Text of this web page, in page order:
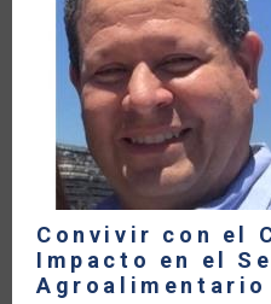
Convivir con el
Impacto en el
Agroalimentario